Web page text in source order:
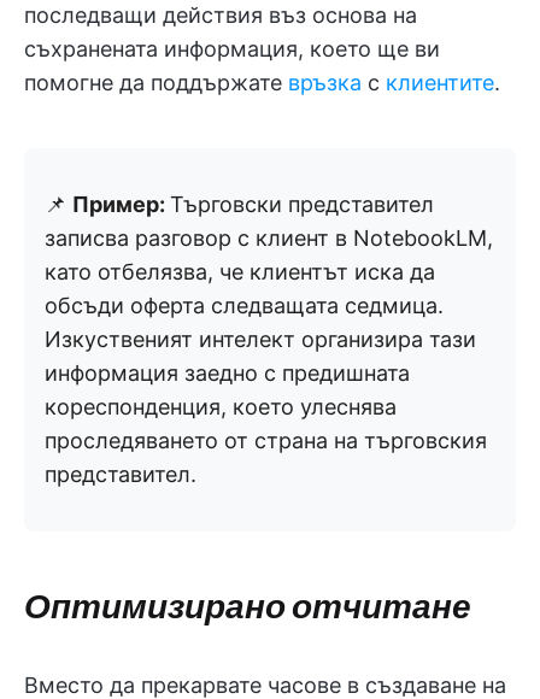
последващи действия въз основа на
съхранената информация, което ще ви
помогне да поддържате връзка с клиентите.
📌 Пример: Търговски представител
записва разговор с клиент в NotebookLM,
като отбелязва, че клиентът иска да
обсъди оферта следващата седмица.
Изкуственият интелект организира тази
информация заедно с предишната
кореспонденция, което улеснява
проследяването от страна на търговския
представител.
Оптимизирано отчитане
Вместо да прекарвате часове в създаване на